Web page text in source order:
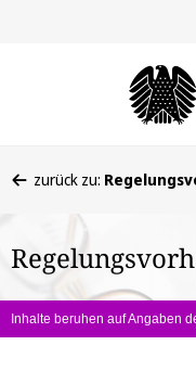
befinden
hier:
zurück zu:
Inhalte beruhen auf Angaben